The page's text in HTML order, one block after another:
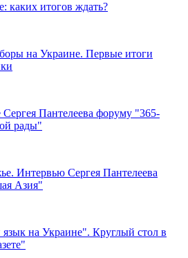
итогов ждать?
на Украине. Первые итоги
Сергея Пантелеева форуму "365-
рады"
Интервью Сергея Пантелеева
Азия"
на Украине". Круглый стол в